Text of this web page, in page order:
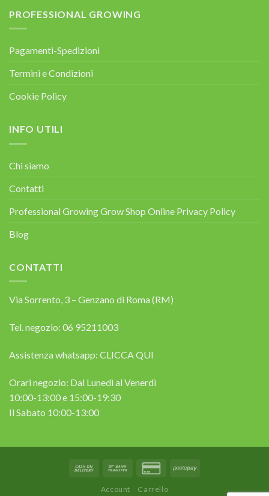
PROFESSIONAL GROWING
Pagamenti-Spedizioni
Termini e Condizioni
Cookie Policy
INFO UTILI
Chi siamo
Contatti
Professional Growing Grow Shop Online Privacy Policy
Blog
CONTATTI
Via Sorrento, 3 – Genzano di Roma (RM)
Tel. negozio: 06 95211003
Assistenza whatsapp: CLICCA QUI
Orari negozio: Dal Lunedì al Venerdì
10:00-13:00 e 15:00-19:30
Il Sabato 10:00-13:00
Account Carrello